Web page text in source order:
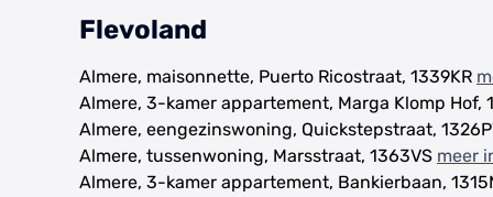
Flevoland
Almere, maisonnette, Puerto Ricostraat, 1339KR
Almere, 3-kamer appartement, Marga Klomp Hof,
Almere, eengezinswoning, Quickstepstraat,
Almere, tussenwoning, Marsstraat, 1363VS meer
Almere, 3-kamer appartement, Bankierbaan,